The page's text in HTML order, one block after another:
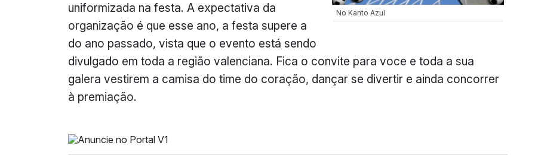
No Kanto Azul
uniformizada na festa. A expectativa da
organização é que esse ano, a festa supere a
do ano passado, vista que o evento está sendo
divulgado em toda a região valenciana. Fica o convite para voce e toda a sua
galera vestirem a camisa do time do coração, dançar se divertir e ainda concorrer
à premiação.